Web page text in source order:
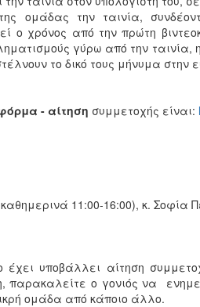
ομάδας την ταινία,
ο χρόνος από την πρώτη
γύρω από την ταινία,
το δικό τους μήνυμα στην
- αίτηση συμμετοχής είναι:
11:00-16:00), κ. Σοφία
έχει υποβάλλει αίτηση
παρακαλείτε ο γονιός να
ομάδα από κάποιο άλλο.